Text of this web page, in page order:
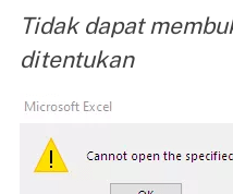
Tidak dapat
ditentukan